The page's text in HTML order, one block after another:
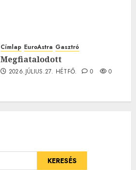
Címlap EuroAstra Gasztró
Megfiatalodott
2026.JÚLIUS.27. HÉTFŐ. 0 0
KERESÉS